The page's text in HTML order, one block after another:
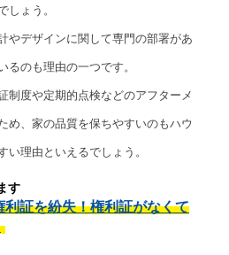
しょう。
やデザインに関して専門の部署があ
るのも理由の一つです。
制度や定期的点検などのアフターメ
め、家の品質を保ちやすいのもハウ
い理由といえるでしょう。
す
証を紛失！権利証がなくて